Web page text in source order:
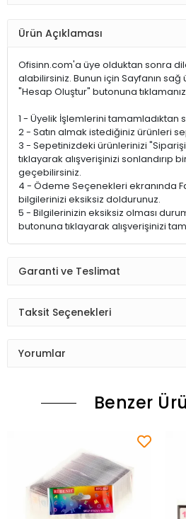
Ürün Açıklaması
Ofisinn.com'a üye olduktan sonra
alabilirsiniz. Bunun için Sayfanın
"Hesap Oluştur" butonuna
1 - Üyelik İşlemlerini tamamladıktan
2 - Satın almak istediğiniz ürünleri
3 - Sepetinizdeki ürünlerinizi
tıklayarak alışverişinizi sonlandırıp
geçebilirsiniz.
4 - Ödeme Seçenekleri ekranında
bilgilerinizi eksiksiz doldurunuz.
5 - Bilgilerinizin eksiksiz olması
butonuna tıklayarak alışverişinizi
Garanti ve Teslimat
Taksit Seçenekleri
Yorumlar
Benzer